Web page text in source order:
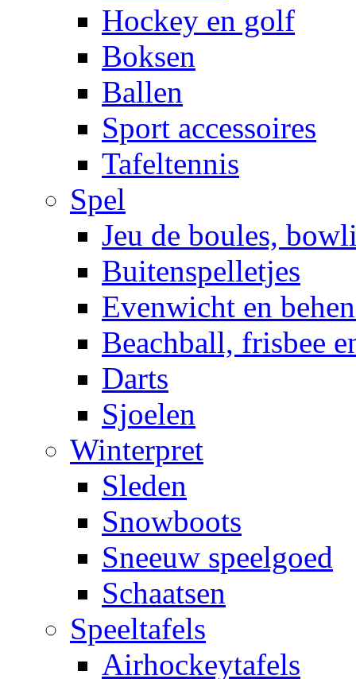
Hockey en golf
Boksen
Ballen
Sport accessoires
Tafeltennis
Spel
Jeu de boules,
Buitenspelletjes
Evenwicht en
Beachball, frisbee
Darts
Sjoelen
Winterpret
Sleden
Snowboots
Sneeuw speelgoed
Schaatsen
Speeltafels
Airhockeytafels